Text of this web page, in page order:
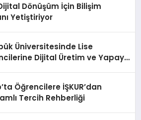
Dönüşüm İçin Bilişim
Yetiştiriyor
Üniversitesinde Lise
Dijital Üretim ve Yapay
Öğrencilere İŞKUR’dan
Tercih Rehberliği